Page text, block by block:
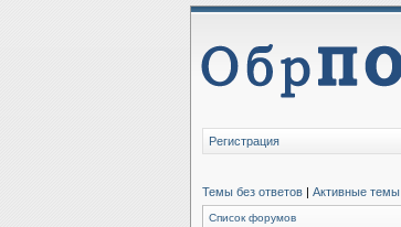
Регистрация
Темы без ответов | Активные темы
Список форумов